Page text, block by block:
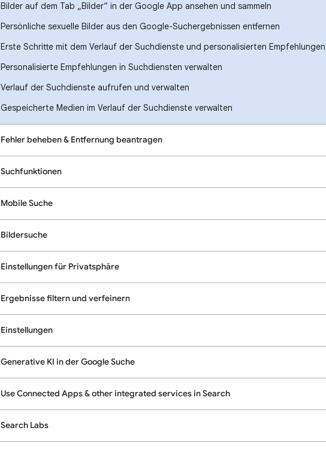
Bilder auf dem Tab „Bilder“ in der Google App ansehen und sammeln
Persönliche sexuelle Bilder aus den Google-Suchergebnissen entfernen
Erste Schritte mit dem Verlauf der Suchdienste und personalisierten Empfehlungen
Personalisierte Empfehlungen in Suchdiensten verwalten
Verlauf der Suchdienste aufrufen und verwalten
Gespeicherte Medien im Verlauf der Suchdienste verwalten
Fehler beheben & Entfernung beantragen
Suchfunktionen
Mobile Suche
Bildersuche
Einstellungen für Privatsphäre
Ergebnisse filtern und verfeinern
Einstellungen
Generative KI in der Google Suche
Use Connected Apps & other integrated services in Search
Search Labs